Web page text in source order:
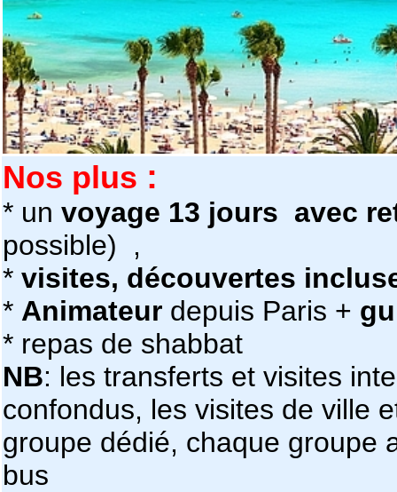
Nos plus :
* un voyage 13 jours avec
possible)
,
* visites, découvertes
* Animateur depuis Paris +
* repas de shabbat
NB: les transferts et visites
confondus, les visites de ville
groupe dédié, chaque groupe
bus